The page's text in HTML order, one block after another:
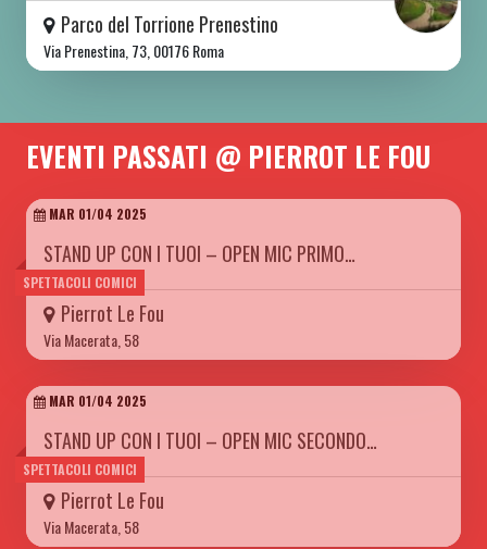
Parco del Torrione Prenestino
Via Prenestina, 73, 00176 Roma
EVENTI PASSATI @ PIERROT LE FOU
SPETTACOLI COMICI
MAR 01/04 2025
STAND UP CON I TUOI – OPEN MIC PRIMO…
Pierrot Le Fou
Via Macerata, 58
SPETTACOLI COMICI
MAR 01/04 2025
STAND UP CON I TUOI – OPEN MIC SECONDO…
Pierrot Le Fou
Via Macerata, 58